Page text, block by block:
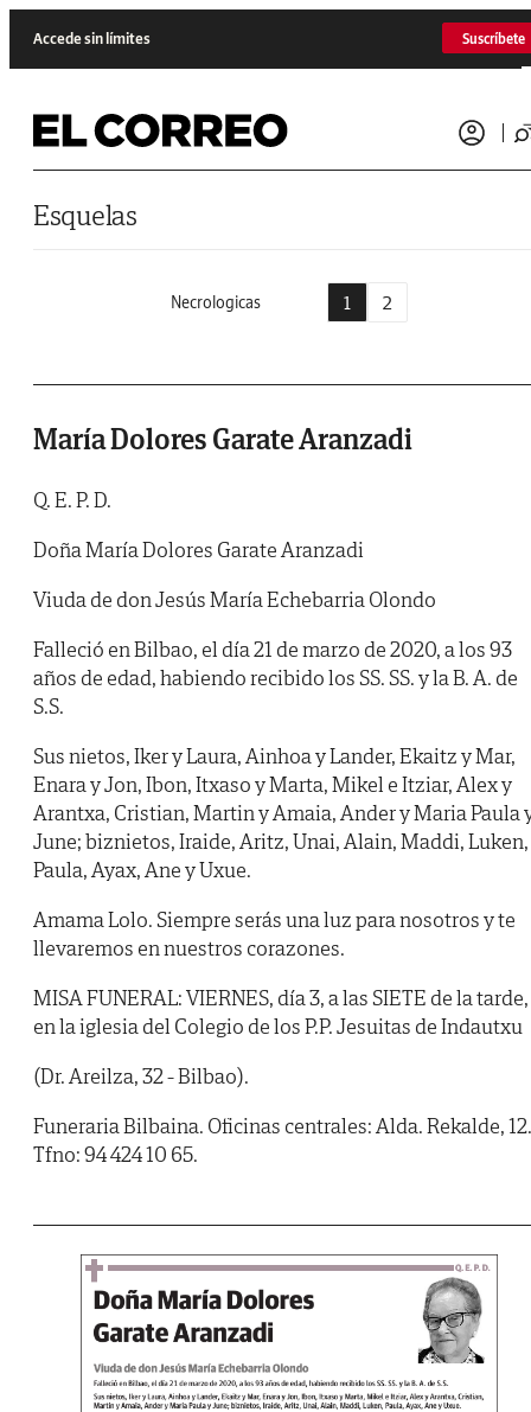
Accede sin límites Suscríbete
Esquelas
Necrologicas 1 2
María Dolores Garate Aranzadi
Q. E. P. D.
Doña María Dolores Garate Aranzadi
Viuda de don Jesús María Echebarria Olondo
Falleció en Bilbao, el día 21 de marzo de 2020, a los 93
años de edad, habiendo recibido los SS. SS. y la B. A. de
S.S.
Sus nietos, Iker y Laura, Ainhoa y Lander, Ekaitz y Mar,
Enara y Jon, Ibon, Itxaso y Marta, Mikel e Itziar, Alex y
Arantxa, Cristian, Martin y Amaia, Ander y Maria Paula
June; biznietos, Iraide, Aritz, Unai, Alain, Maddi, Luken,
Paula, Ayax, Ane y Uxue.
Amama Lolo. Siempre serás una luz para nosotros y te
llevaremos en nuestros corazones.
MISA FUNERAL: VIERNES, día 3, a las SIETE de la tarde,
en la iglesia del Colegio de los P.P. Jesuitas de Indautxu
(Dr. Areilza, 32 - Bilbao).
Funeraria Bilbaina. Oficinas centrales: Alda. Rekalde, 12.
Tfno: 94 424 10 65.